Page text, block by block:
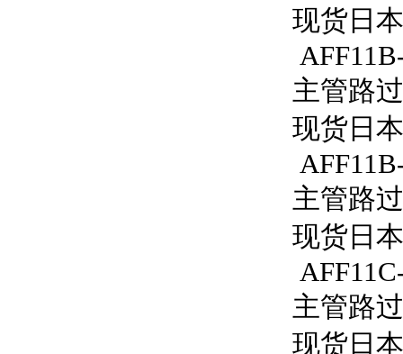
现货日
主管路
现货日
主管路
现货日
主管路
现货日